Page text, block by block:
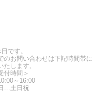
です。
のお問い合わせは下記時間帯に
たします。
付時間＞
～16:00
…土日祝